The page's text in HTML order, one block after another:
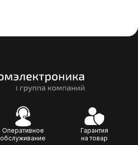
Оперативное
обслуживание
Гарантия
на товар